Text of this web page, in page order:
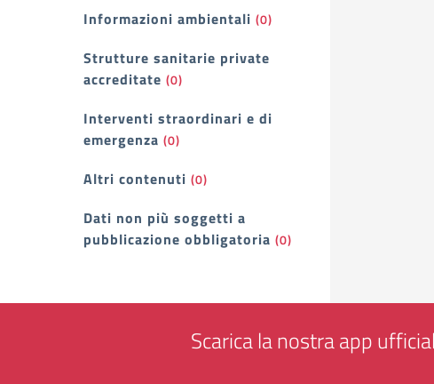
Informazioni ambientali (0)
Strutture sanitarie private
accreditate (0)
Interventi straordinari e di
emergenza (0)
Altri contenuti (0)
Dati non più soggetti a
pubblicazione obbligatoria (0)
Scarica la nostra app